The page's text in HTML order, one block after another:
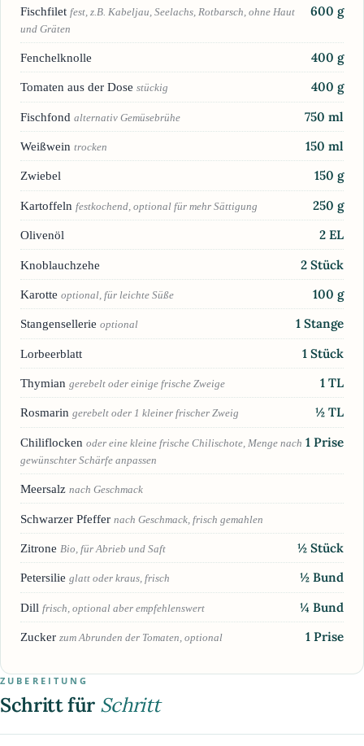
Fischfilet fest, z.B. Kabeljau, Seelachs, Rotbarsch, ohne Haut
und Gräten
600 g
Fenchelknolle 400 g
Tomaten aus der Dose stückig 400 g
Fischfond alternativ Gemüsebrühe 750 ml
Weißwein trocken 150 ml
Zwiebel 150 g
Kartoffeln festkochend, optional für mehr Sättigung 250 g
Olivenöl 2 EL
Knoblauchzehe 2 Stück
Karotte optional, für leichte Süße 100 g
Stangensellerie optional 1 Stange
Lorbeerblatt 1 Stück
Thymian gerebelt oder einige frische Zweige 1 TL
Rosmarin gerebelt oder 1 kleiner frischer Zweig ½ TL
Chiliflocken oder eine kleine frische Chilischote, Menge nach
gewünschter Schärfe anpassen
1 Prise
Meersalz nach Geschmack
Schwarzer Pfeffer nach Geschmack, frisch gemahlen
Zitrone Bio, für Abrieb und Saft ½ Stück
Petersilie glatt oder kraus, frisch ½ Bund
Dill frisch, optional aber empfehlenswert ¼ Bund
Zucker zum Abrunden der Tomaten, optional 1 Prise
ZUBEREITUNG
Schritt für Schritt